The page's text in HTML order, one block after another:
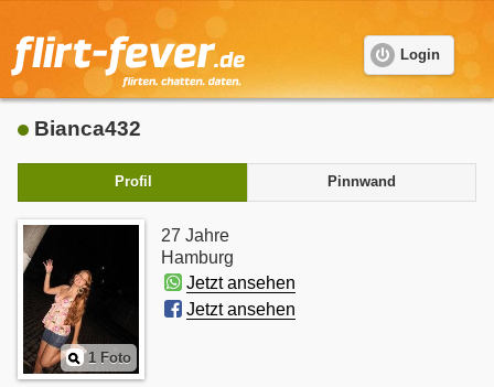
Login
Bianca432
Profil Pinnwand
1 Foto
27 Jahre
Hamburg
Jetzt ansehen
Jetzt ansehen